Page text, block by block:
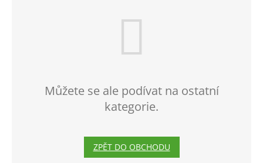
Můžete se ale podívat na ostatní
kategorie.
ZPĚT DO OBCHODU